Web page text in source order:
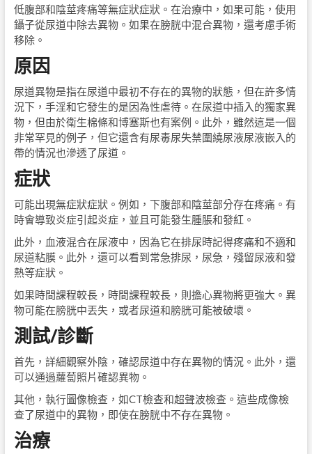
低腹部和陰莖疼痛等無症狀症狀。在治療中，如果可能，使用
鑷子從尿道中除去異物。如果在膀胱中混合異物，還考慮手術
移除。
原因
尿道異物是指在尿道中最初不存在的異物的狀態，但在許多情
況下，手淫和它發生的是因為性虐待。在尿道中插入的獨家異
物，但由於衛生棉條和博塞斯也有案例。此外，雖然這是一個
非常罕見的例子，但它還含有尿毒尿失禁圍繞尿液尿液嵌入的
帶的情況也滲透了尿道。
症狀
可能出現無症狀症狀。例如，下腹部和陰莖部分存在疼痛。有
時會導致炎症引起炎症，並且可能發生腫脹和發紅。
此外，血液混合在尿液中，因為它在排尿時記得疼痛和不適和
尿道粘膜。此外，還可以看到常急排尿，尿急，殘留尿液和發
熱等症狀。
如果時間課程較長，時間課程較長，則擔心異物將更強大。異
物可能在膀胱中丟失，或者尿道和膀胱可能被破壞。
測試/診斷
首先，詳細觀察外陰，確認尿道中存在異物的情況。此外，還
可以通過蘿蔔照片確認異物。
其他，執行圖像檢查，如CT檢查和超聲波檢查。這些成像檢
查了尿道中的異物，即使在膀胱中不存在異物。
治療